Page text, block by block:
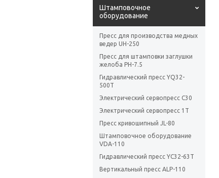
Штамповочное
оборудование
Пресс для производства медных
ведер UH-250
Пресс для штамповки заглушки
желоба PH-7.5
Гидравлический пресс YQ32-
500T
Электрический сервопресс C30
Электрический сервопресс 1Т
Пресс кривошипный JL-80
Штамповочное оборудование
VDA-110
Гидравлический пресс YC32-63T
Вертикальный пресс ALP-110